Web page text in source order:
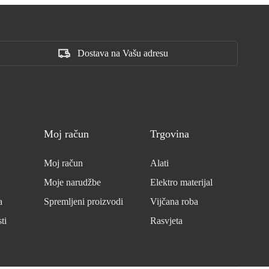
Dostava na Vašu adresu
Moj račun
Moj račun
Moje narudžbe
Spremljeni proizvodi
Trgovina
Alati
Elektro materijal
Vijčana roba
Rasvjeta